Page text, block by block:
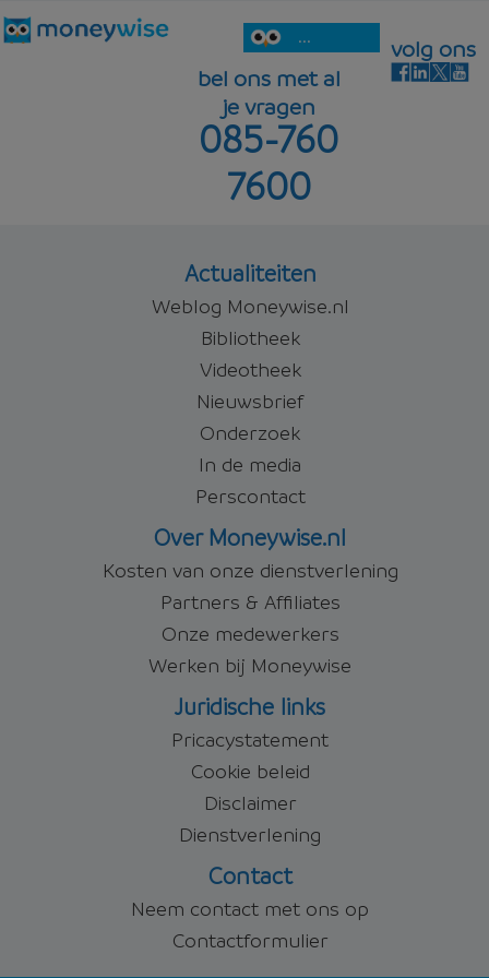
...
bel ons met al
je vragen
085-760
7600
volg ons
Actualiteiten
Weblog Moneywise.nl
Bibliotheek
Videotheek
Nieuwsbrief
Onderzoek
In de media
Perscontact
Over Moneywise.nl
Kosten van onze dienstverlening
Partners & Affiliates
Onze medewerkers
Werken bij Moneywise
Juridische links
Pricacystatement
Cookie beleid
Disclaimer
Dienstverlening
Contact
Neem contact met ons op
Contactformulier